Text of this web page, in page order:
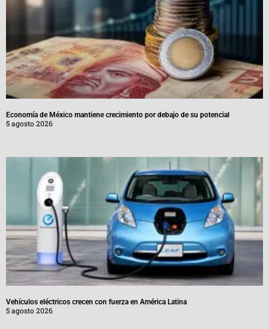
Economía de México mantiene crecimiento por debajo de su potencial
5 agosto 2026
Vehículos eléctricos crecen con fuerza en América Latina
5 agosto 2026